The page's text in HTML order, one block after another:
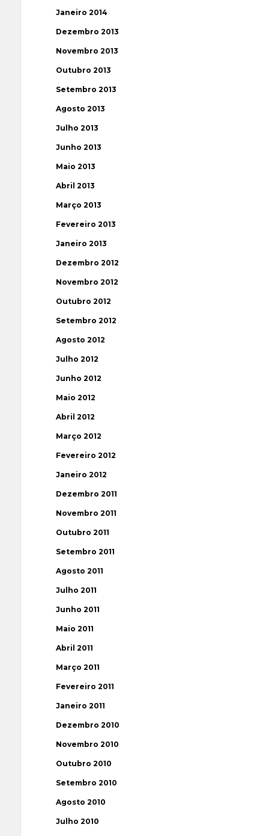
Janeiro 2014
Dezembro 2013
Novembro 2013
Outubro 2013
Setembro 2013
Agosto 2013
Julho 2013
Junho 2013
Maio 2013
Abril 2013
Março 2013
Fevereiro 2013
Janeiro 2013
Dezembro 2012
Novembro 2012
Outubro 2012
Setembro 2012
Agosto 2012
Julho 2012
Junho 2012
Maio 2012
Abril 2012
Março 2012
Fevereiro 2012
Janeiro 2012
Dezembro 2011
Novembro 2011
Outubro 2011
Setembro 2011
Agosto 2011
Julho 2011
Junho 2011
Maio 2011
Abril 2011
Março 2011
Fevereiro 2011
Janeiro 2011
Dezembro 2010
Novembro 2010
Outubro 2010
Setembro 2010
Agosto 2010
Julho 2010